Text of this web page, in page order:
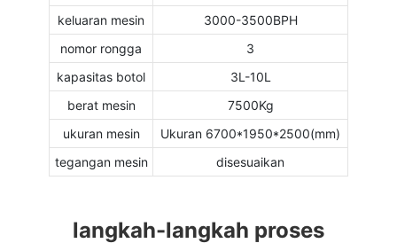
keluaran mesin
3000-3500BPH
nomor rongga
3
kapasitas botol
3L-10L
berat mesin
7500Kg
ukuran mesin
Ukuran 6700*1950*2500(mm)
tegangan mesin
disesuaikan
langkah-langkah proses